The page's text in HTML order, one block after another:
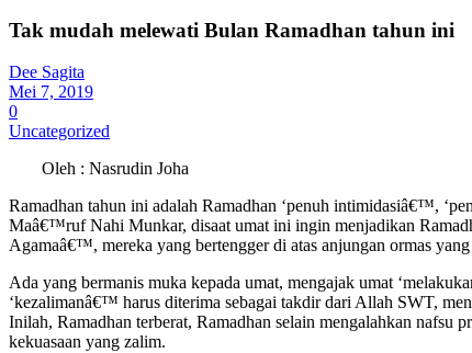
Tak mudah melewati Bulan Ramadhan tahun ini
Dee Sagita
Mei 7, 2019
0
Uncategorized
Oleh : Nasrudin Joha
Ramadhan tahun ini adalah Ramadhan ‘penuh intimidasiâ€™,
Maâ€™ruf Nahi Munkar, disaat umat ini ingin menjadikan
Agamaâ€™, mereka yang bertengger di atas anjungan ormas
Ada yang bermanis muka kepada umat, mengajak umat
‘kezalimanâ€™ harus diterima sebagai takdir dari Allah SWT,
Inilah, Ramadhan terberat, Ramadhan selain mengalahkan
kekuasaan yang zalim.